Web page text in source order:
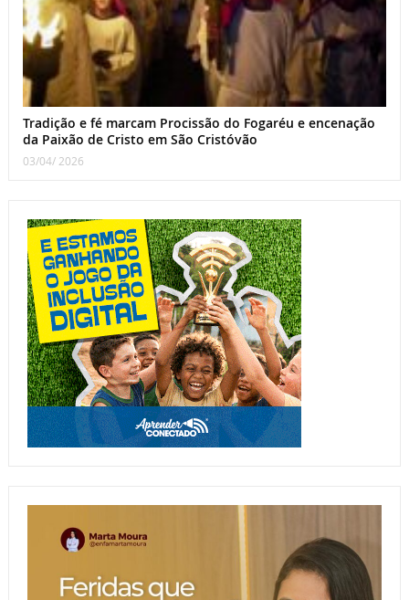
Tradição e fé marcam Procissão do Fogaréu e encenação
da Paixão de Cristo em São Cristóvão
03/04/ 2026